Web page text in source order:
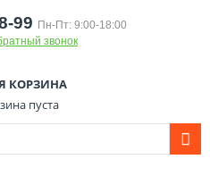
99 Пн-Пт: 9:00-18:00
звонок
КОРЗИНА
пуста